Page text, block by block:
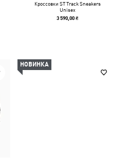
Кроссовки ST Track Sneakers
Unisex
3 590,00 ₴
НОВИНКА